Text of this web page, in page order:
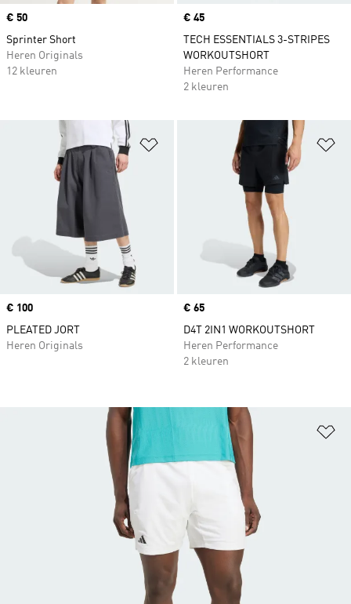
Price
€ 50
Sprinter Short
Heren Originals
12 kleuren
Price
€ 45
TECH ESSENTIALS 3-STRIPES
WORKOUTSHORT
Heren Performance
2 kleuren
Op verlanglijst zetten
Price
€ 100
PLEATED JORT
Heren Originals
Price
€ 65
D4T 2IN1 WORKOUTSHORT
Heren Performance
2 kleuren